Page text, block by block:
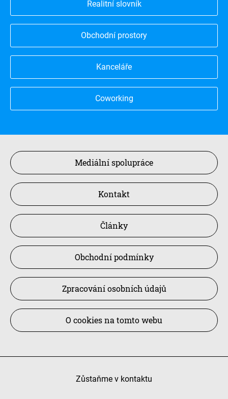
Realitní slovník
Obchodní prostory
Kanceláře
Coworking
Mediální spolupráce
Kontakt
Články
Obchodní podmínky
Zpracování osobních údajů
O cookies na tomto webu
Zůstaňme v kontaktu